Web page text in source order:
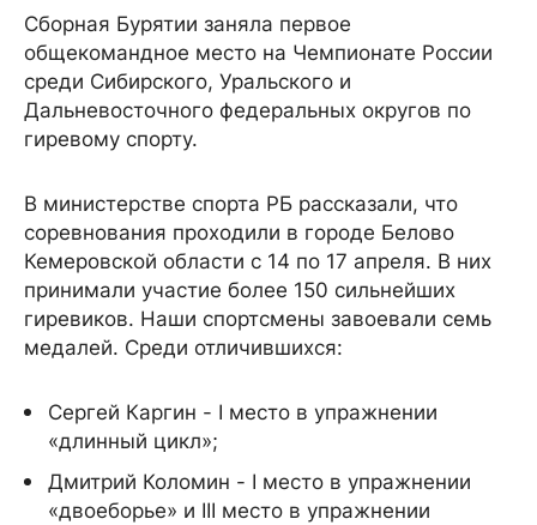
Сборная Бурятии заняла первое
общекомандное место на Чемпионате России
среди Сибирского, Уральского и
Дальневосточного федеральных округов по
гиревому спорту.
В министерстве спорта РБ рассказали, что
соревнования проходили в городе Белово
Кемеровской области с 14 по 17 апреля. В них
принимали участие более 150 сильнейших
гиревиков. Наши спортсмены завоевали семь
медалей. Среди отличившихся:
Сергей Каргин - I место в упражнении
«длинный цикл»;
Дмитрий Коломин - I место в упражнении
«двоеборье» и III место в упражнении